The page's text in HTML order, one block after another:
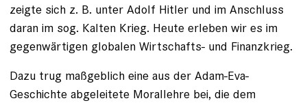
zeigte sich z. B. unter Adolf Hitler und im Anschluss
daran im sog. Kalten Krieg. Heute erleben wir es im
gegenwärtigen globalen Wirtschafts- und Finanzkrieg.
Dazu trug maßgeblich eine aus der Adam-Eva-
Geschichte abgeleitete Morallehre bei, die dem